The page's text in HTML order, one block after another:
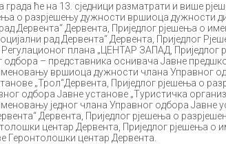
града ће на 13. сједници разматрати и више
о разрјешењу дужности вршиоца дужности
Дервента“ Дервента, Приједлог рјешења о
рад Дервента“ Дервента, Приједлог
Регулационог плана „ЦЕНТАР ЗАПАД, Приједлог
одбора – представника оснивача Јавне
вршиоца дужности члана Управног
„Трол“Дервента, Приједлог рјешења о
одбора Јавне установе „Туристичка
једног члана Управног одбора Јавне
Дервента, Приједлог рјешења о
центар Дервента, Приједлог рјешења о
Геронтолошки центар Дервента.